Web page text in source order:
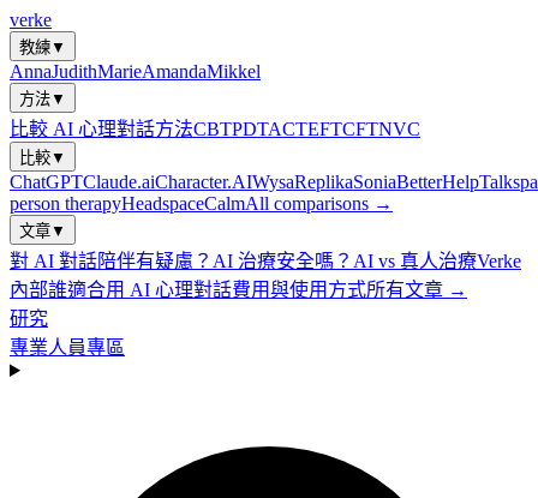
verke
教練▼
AnnaJudithMarieAmandaMikkel
方法▼
比較 AI 心理對話方法CBTPDTACTEFTCFTNVC
比較▼
ChatGPTClaude.aiCharacter.AIWysaReplikaSoniaBetterHelp
person therapyHeadspaceCalmAll comparisons →
文章▼
對 AI 對話陪伴有疑慮？ AI 治療安全嗎？ AI vs 真人治療Verke
內部誰適合用 AI 心理對話費用與使用方式所有文章 →
研究
專業人員專區